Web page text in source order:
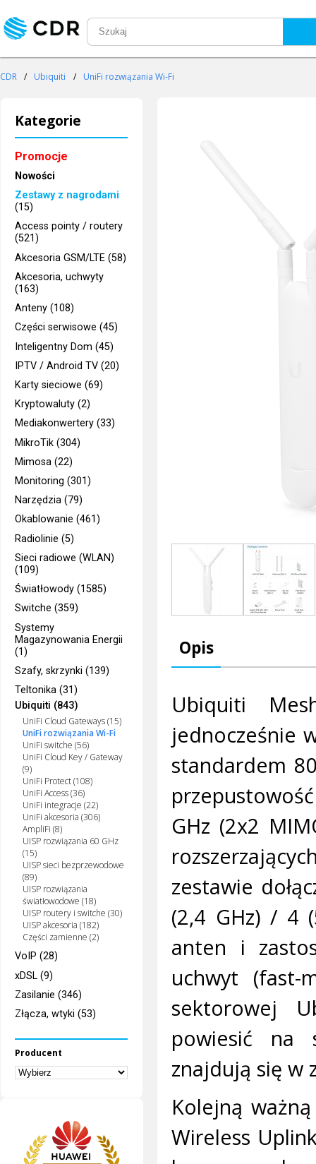
CDR / Ubiquiti / UniFi rozwiązania Wi-Fi
Kategorie
Promocje
Nowości
Zestawy z nagrodami
(15)
Access pointy / routery
(521)
Akcesoria GSM/LTE (58)
Akcesoria, uchwyty
(163)
Anteny (108)
Części serwisowe (45)
Inteligentny Dom (45)
IPTV / Android TV (20)
Karty sieciowe (69)
Kryptowaluty (2)
Mediakonwertery (33)
MikroTik (304)
Mimosa (22)
Monitoring (301)
Narzędzia (79)
Okablowanie (461)
Radiolinie (5)
Sieci radiowe (WLAN)
(109)
Światłowody (1585)
Switche (359)
Systemy
Magazynowania Energii
(1)
Szafy, skrzynki (139)
Teltonika (31)
Ubiquiti (843)
UniFi Cloud Gateways (15)
UniFi rozwiązania Wi-Fi
UniFi switche (56)
UniFi Cloud Key / Gateway
(9)
UniFi Protect (108)
UniFi Access (36)
UniFi integracje (22)
UniFi akcesoria (306)
AmpliFi (8)
UISP rozwiązania 60 GHz
(15)
UISP sieci bezprzewodowe
(89)
UISP rozwiązania
światłowodowe (18)
UISP routery i switche (30)
UISP akcesoria (182)
Części zamienne (2)
VoIP (28)
xDSL (9)
Zasilanie (346)
Złącza, wtyki (53)
Producent
Opis
Ubiquiti
jednocześnie
standardem
GHz (2x2
zestawie
(2,4 GHz) / 4
anten i
uchwyt (fast-
sektorowej
powiesić na
znajdują się w
Kolejną
Wireless